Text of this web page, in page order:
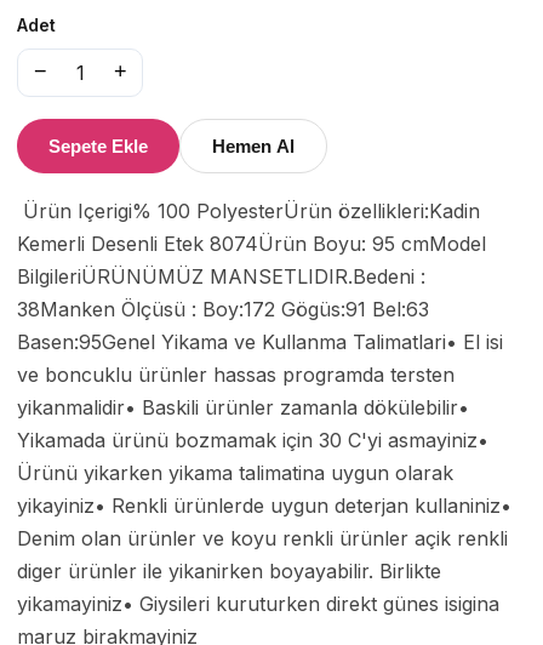
Adet
− 1 +
Sepete Ekle Hemen Al
Kemerli Desenli Etek 8074Ürün Boyu: 95 cmModel
BilgileriÜRÜNÜMÜZ MANSETLIDIR.Bedeni :
38Manken Ölçüsü : Boy:172 Gögüs:91 Bel:63
Basen:95Genel Yikama ve Kullanma Talimatlari• El isi
ve boncuklu ürünler hassas programda tersten
yikanmalidir• Baskili ürünler zamanla dökülebilir•
Yikamada ürünü bozmamak için 30 C'yi asmayiniz•
Ürünü yikarken yikama talimatina uygun olarak
yikayiniz• Renkli ürünlerde uygun deterjan kullaniniz•
Denim olan ürünler ve koyu renkli ürünler açik renkli
diger ürünler ile yikanirken boyayabilir. Birlikte
yikamayiniz• Giysileri kuruturken direkt günes isigina
maruz birakmayiniz